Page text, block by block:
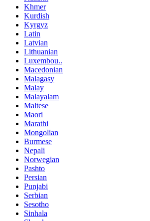
Khmer
Kurdish
Kyrgyz
Latin
Latvian
Lithuanian
Luxembou..
Macedonian
Malagasy
Malay
Malayalam
Maltese
Maori
Marathi
Mongolian
Burmese
Nepali
Norwegian
Pashto
Persian
Punjabi
Serbian
Sesotho
Sinhala